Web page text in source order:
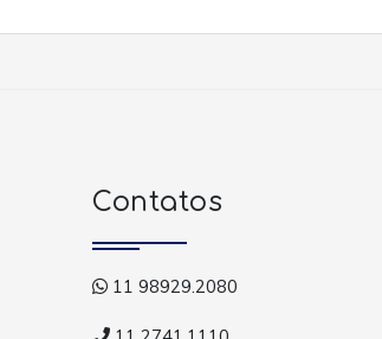
Contatos
11 98929.2080